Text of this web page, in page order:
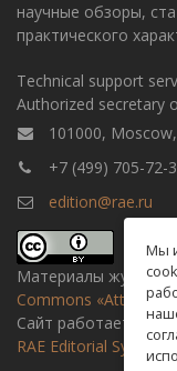
научные обзоры,
практического
Technical support
Authorized secretary
101000,
+7 (499) 705-72-
edition@rae.ru
Материалы
Commons
Сайт работает на
RAE Editorial System
Мы